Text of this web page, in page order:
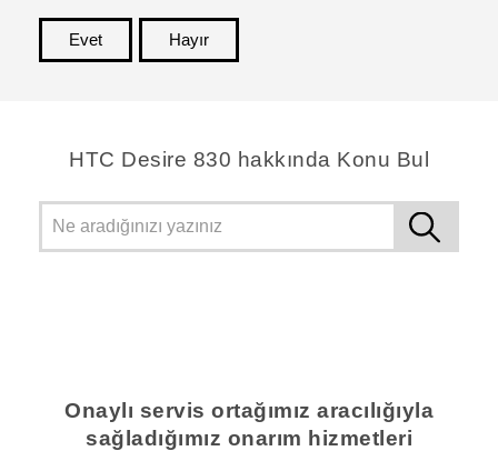
Evet
Hayır
HTC Desire 830 hakkında Konu Bul
Onaylı servis ortağımız aracılığıyla
sağladığımız onarım hizmetleri